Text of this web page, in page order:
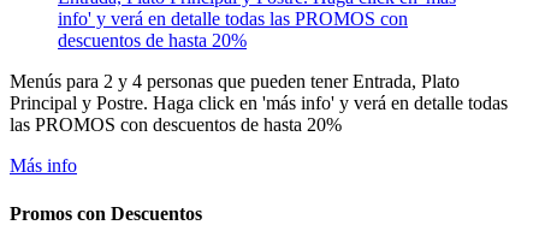
Menús para 2 y 4 personas que pueden tener Entrada, Plato
Principal y Postre. Haga click en 'más info' y verá en detalle todas
las PROMOS con descuentos de hasta 20%
Más info
Promos con Descuentos